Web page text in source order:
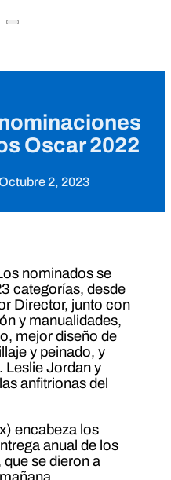
Oscar 2022
2, 2023
nominados se
categorías, desde
Director, junto con
y manualidades,
mejor diseño de
y peinado, y
Leslie Jordan y
anfitrionas del
encabeza los
anual de los
se dieron a